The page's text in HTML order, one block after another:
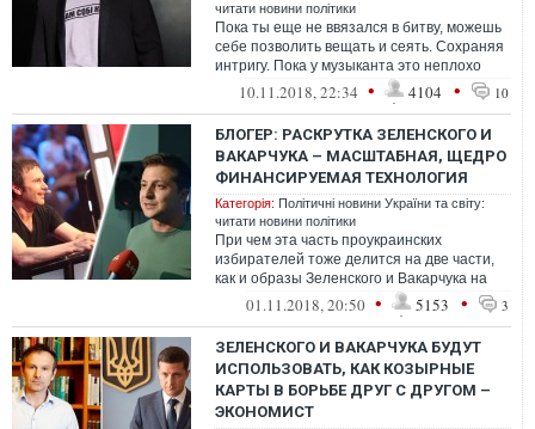
читати новини політики
Пока ты еще не ввязался в битву, можешь
себе позволить вещать и сеять. Сохраняя
интригу. Пока у музыканта это неплохо
получается
10.11.2018, 22:34 • 4104 • 10
БЛОГЕР: РАСКРУТКА ЗЕЛЕНСКОГО И
ВАКАРЧУКА – МАСШТАБНАЯ, ЩЕДРО
ФИНАНСИРУЕМАЯ ТЕХНОЛОГИЯ
Категорія: Політичні новини України та світу:
читати новини політики
При чем эта часть проукраинских
избирателей тоже делится на две части,
как и образы Зеленского и Вакарчука на
образные, хоть и патриотичные, но
01.11.2018, 20:50 • 5153 • 3
ЗЕЛЕНСКОГО И ВАКАРЧУКА БУДУТ
ИСПОЛЬЗОВАТЬ, КАК КОЗЫРНЫЕ
КАРТЫ В БОРЬБЕ ДРУГ С ДРУГОМ –
ЭКОНОМИСТ